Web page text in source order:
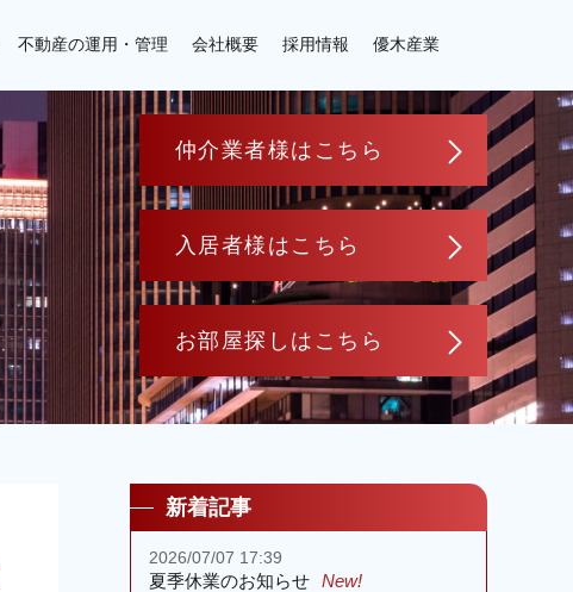
不動産の運用・管理 会社概要 採用情報 優木産業
仲介業者様はこちら
お部屋探しはこちら
入居者様はこちら
新着記事
2026/07/07 17:39
夏季休業のお知らせ New!